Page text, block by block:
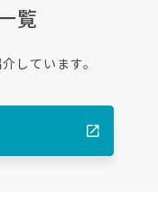
覧
しています。